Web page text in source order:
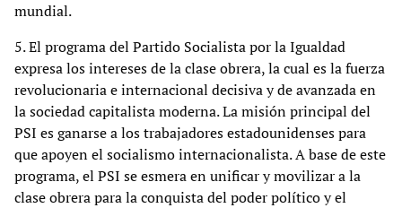
mundial.
5. El programa del Partido Socialista por la Igualdad
expresa los intereses de la clase obrera, la cual es la fuerza
revolucionaria e internacional decisiva y de avanzada en
la sociedad capitalista moderna. La misión principal del
PSI es ganarse a los trabajadores estadounidenses para
que apoyen el socialismo internacionalista. A base de este
programa, el PSI se esmera en unificar y movilizar a la
clase obrera para la conquista del poder político y el